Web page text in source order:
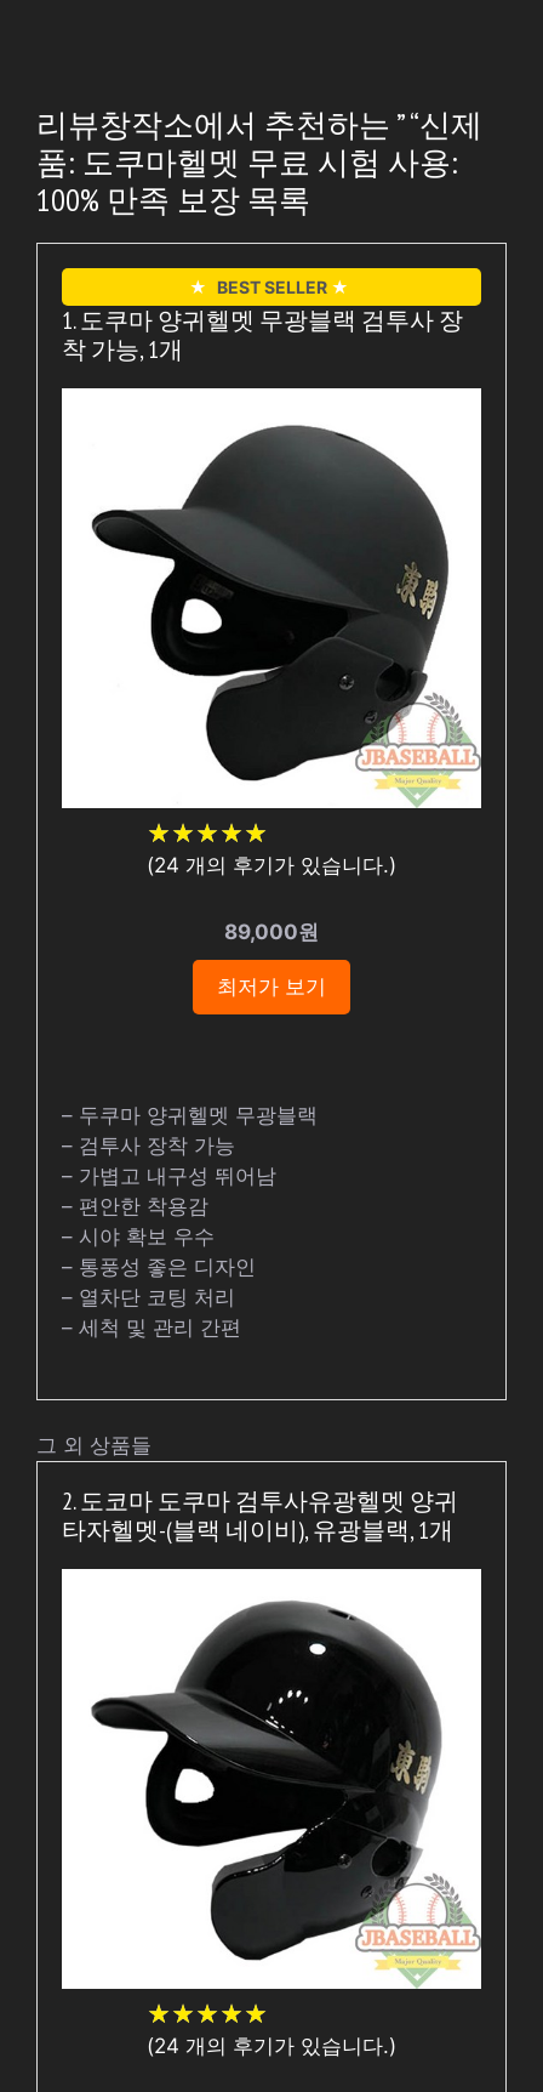
리뷰창작소에서 추천하는 ” “신제
품: 도쿠마헬멧 무료 시험 사용:
100% 만족 보장 목록
★ BEST SELLER ★
1. 도쿠마 양귀헬멧 무광블랙 검투사 장
착 가능, 1개
★★★★★
★★★★★
(24 개의 후기가 있습니다.)
89,000원
최저가 보기
– 두쿠마 양귀헬멧 무광블랙
– 검투사 장착 가능
– 가볍고 내구성 뛰어남
– 편안한 착용감
– 시야 확보 우수
– 통풍성 좋은 디자인
– 열차단 코팅 처리
– 세척 및 관리 간편
그 외 상품들
2. 도코마 도쿠마 검투사유광헬멧 양귀
타자헬멧-(블랙 네이비), 유광블랙, 1개
★★★★★
★★★★★
(24 개의 후기가 있습니다.)